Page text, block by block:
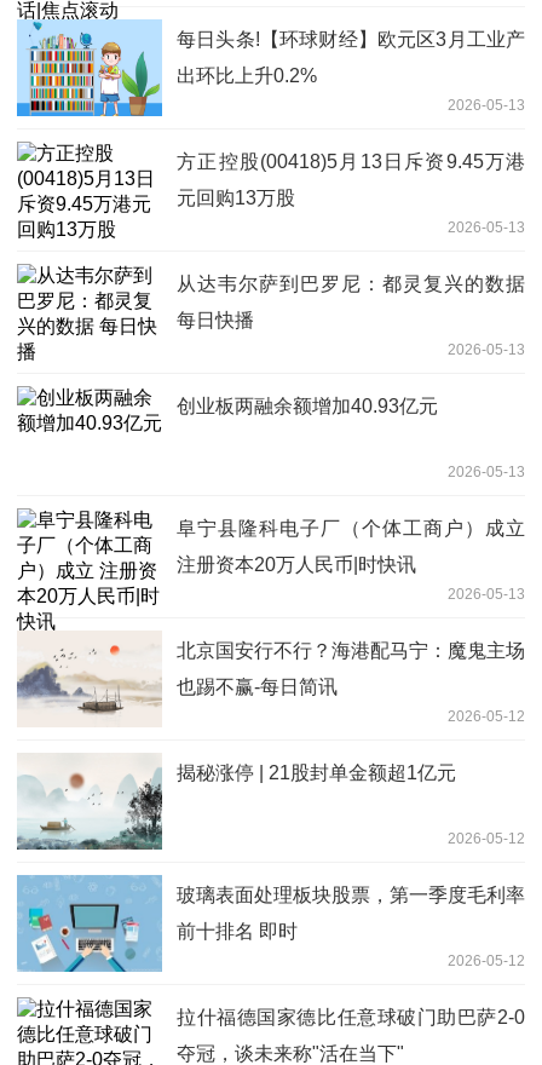
每日头条!【环球财经】欧元区3月工业产
出环比上升0.2%
2026-05-13
方正控股(00418)5月13日斥资9.45万港
元回购13万股
2026-05-13
从达韦尔萨到巴罗尼：都灵复兴的数据
每日快播
2026-05-13
创业板两融余额增加40.93亿元
2026-05-13
阜宁县隆科电子厂（个体工商户）成立
注册资本20万人民币|时快讯
2026-05-13
北京国安行不行？海港配马宁：魔鬼主场
也踢不赢-每日简讯
2026-05-12
揭秘涨停 | 21股封单金额超1亿元
2026-05-12
玻璃表面处理板块股票，第一季度毛利率
前十排名 即时
2026-05-12
拉什福德国家德比任意球破门助巴萨2-0
夺冠，谈未来称"活在当下"